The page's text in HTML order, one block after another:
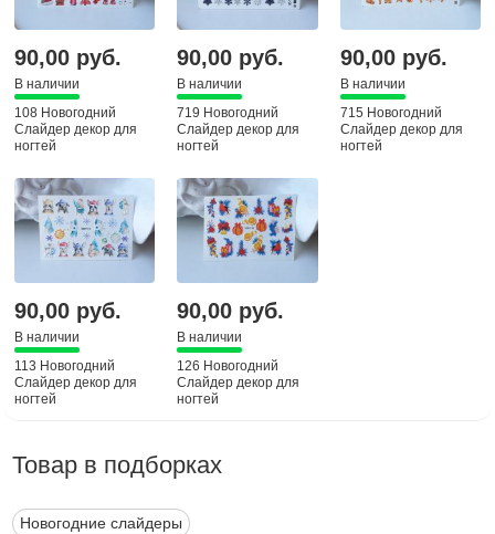
90,00 руб.
В наличии
108 Новогодний
Слайдер декор для
ногтей
90,00 руб.
В наличии
719 Новогодний
Слайдер декор для
ногтей
90,00 руб.
В наличии
715 Новогодний
Слайдер декор для
ногтей
90,00 руб.
В наличии
113 Новогодний
Слайдер декор для
ногтей
90,00 руб.
В наличии
126 Новогодний
Слайдер декор для
ногтей
Товар в подборках
Новогодние слайдеры